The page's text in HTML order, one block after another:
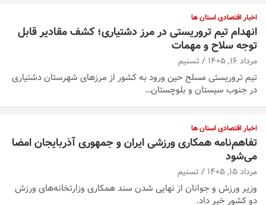
اخبار اقتصادی استان ها
انهدام تیم تروریستی در مرز دشتیاری؛ کشف مقادیر قابل
توجه سلاح و مهمات
مرداد ۱۶, ۱۴۰۵ تسنیم
تیم تروریستی مسلح حین ورود به کشور از مرزهای شهرستان دشتیاری
در جنوب سیستان و بلوچستان…
اخبار اقتصادی استان ها
تفاهم‌نامه همکاری ورزشی ایران و جمهوری آذربایجان امضا
می‌شود
مرداد ۱۵, ۱۴۰۵ تسنیم
وزیر ورزش و جوانان از نهایی شدن سند همکاری وزارتخانه‌های ورزش
دو کشور خبر داد.